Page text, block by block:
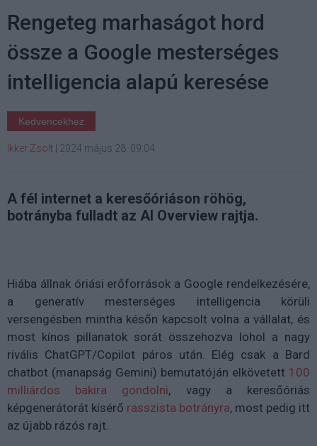
Rengeteg marhaságot hord
össze a Google mesterséges
intelligencia alapú keresése
Kedvencekhez
Ikker Zsolt 2024 május 28. 09:04
A fél internet a keresőóriáson röhög,
botrányba fulladt az AI Overview rajtja.
Hiába állnak óriási erőforrások a Google rendelkezésére,
a generatív mesterséges intelligencia körüli
versengésben mintha későn kapcsolt volna a vállalat, és
most kínos pillanatok sorát összehozva lohol a nagy
rivális ChatGPT/Copilot páros után. Elég csak a Bard
chatbot (manapság Gemini) bemutatóján elkövetett 100
milliárdos bakira gondolni, vagy a keresőóriás
képgenerátorát kísérő rasszista botrányra, most pedig itt
az újabb rázós rajt.